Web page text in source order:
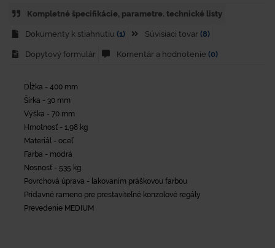
Kompletné špecifikácie, parametre. technické listy
Dokumenty k stiahnutiu (1) Súvisiaci tovar (8)
Dopytový formulár Komentár a hodnotenie (0)
Dĺžka - 400 mm
Šírka - 30 mm
Výška - 70 mm
Hmotnosť - 1,98 kg
Materiál - oceľ
Farba - modrá
Nosnosť - 535 kg
Povrchová úprava - lakovaním práškovou farbou
Prídavné rameno pre prestaviteľné konzolové regály
Prevedenie MEDIUM